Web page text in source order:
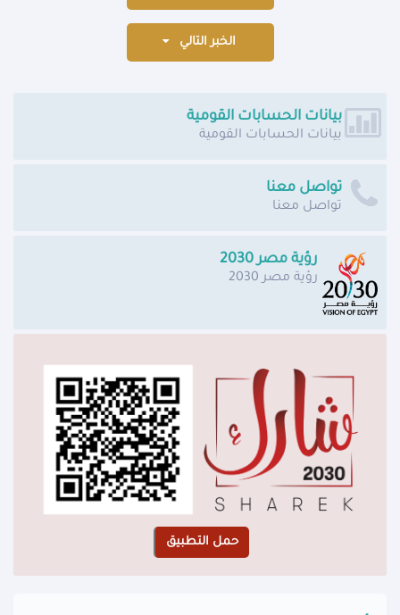
الخبر التالي
بيانات الحسابات القومية
بيانات الحسابات القومية
تواصل معنا
تواصل معنا
رؤية مصر 2030
رؤية مصر 2030